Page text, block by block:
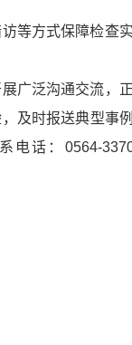
等方式保障检查
广泛沟通交流，
及时报送典型事
话：0564-